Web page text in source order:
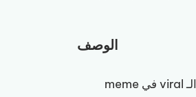
الوصف
اكتب وصفاً قصيراً ومركّزاً يعكس الفكرة وراء إنشاء token، مع إبراز الجانب الفكاهي والـ viral في meme